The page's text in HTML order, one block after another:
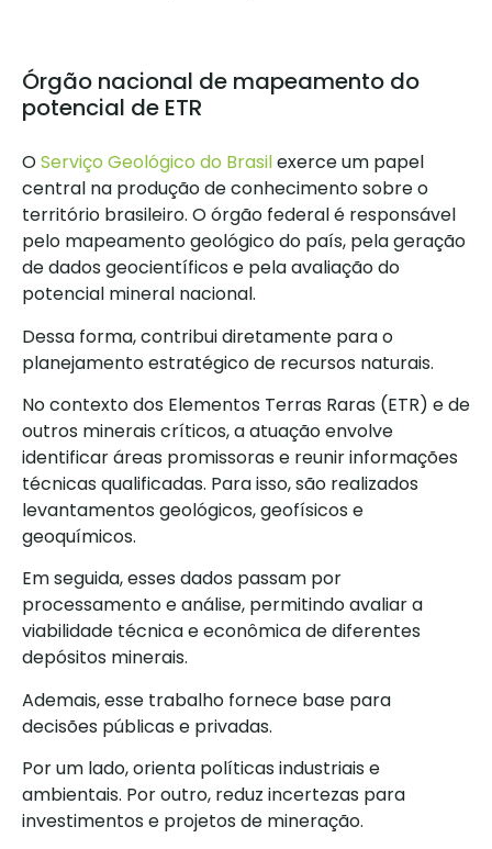
Órgão nacional de mapeamento do
potencial de ETR
OServiço Geológico do Brasilexerce um papel
central na produção de conhecimento sobre o
território brasileiro. O órgão federal é responsável
pelo mapeamento geológico do país, pela geração
de dados geocientíficos e pela avaliação do
potencial mineral nacional.
Dessa forma, contribui diretamente para o
planejamento estratégico de recursos naturais.
No contexto dos Elementos Terras Raras (ETR) e de
outros minerais críticos, a atuação envolve
identificar áreas promissoras e reunir informações
técnicas qualificadas. Para isso, são realizados
levantamentos geológicos, geofísicos e
geoquímicos.
Em seguida, esses dados passam por
processamento e análise, permitindo avaliar a
viabilidade técnica e econômica de diferentes
depósitos minerais.
Ademais, esse trabalho fornece base para
decisões públicas e privadas.
Por um lado, orienta políticas industriais e
ambientais. Por outro, reduz incertezas para
investimentos e projetos de mineração.